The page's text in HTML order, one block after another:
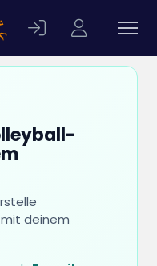
deinem